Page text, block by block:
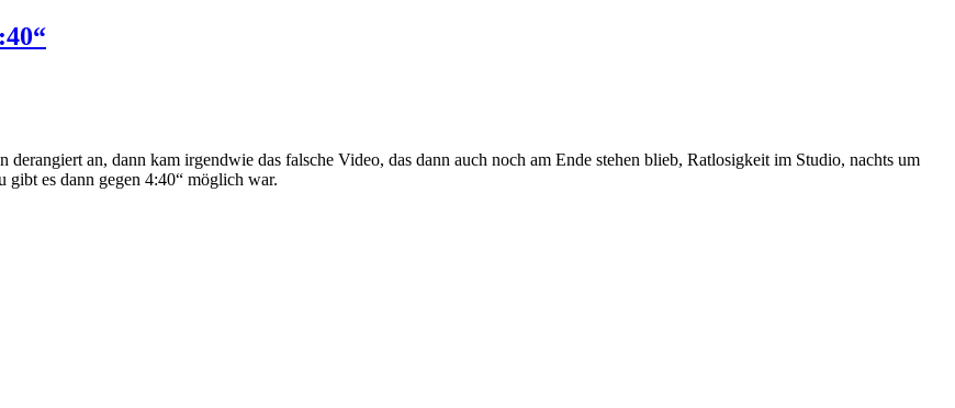
an, dann kam irgendwie das falsche Video, das dann auch noch am Ende stehen blieb, Ratlosigkeit im Studio, nachts um
gibt es dann gegen 4:40“ möglich war.